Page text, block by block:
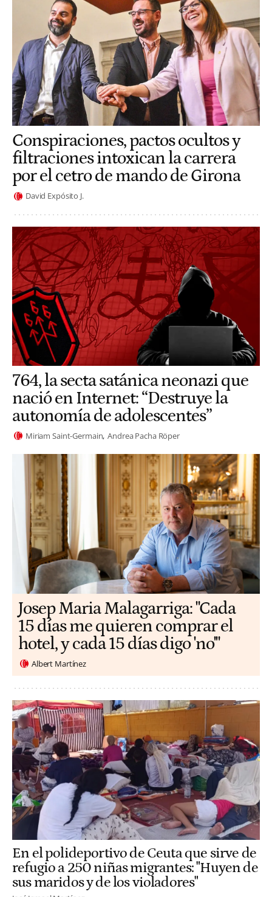
Conspiraciones, pactos ocultos y
filtraciones intoxican la carrera
por el cetro de mando de Girona
David Expósito J.
764, la secta satánica neonazi que
nació en Internet: “Destruye la
autonomía de adolescentes”
Miriam Saint-Germain Andrea Pacha Röper
​​Josep Maria Malagarriga: "Cada
15 días me quieren comprar el
hotel, y cada 15 días digo 'no'"
Albert Martínez
En el polideportivo de Ceuta que sirve de
refugio a 250 niñas migrantes: "Huyen de
sus maridos y de los violadores"